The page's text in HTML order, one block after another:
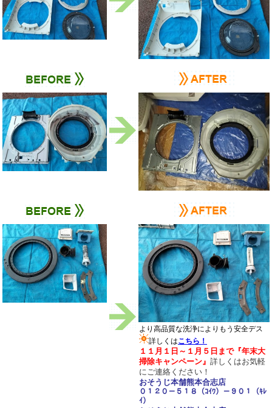
より高品質な洗浄によりもう安全デス
詳しくはこちら！
１１月１日～１月５日まで『年末大
掃除キャンペーン 』 詳しくはお気軽
にご連絡ください！
おそうじ本舗熊本合志店
０１２０－５１８（ｺｲﾜ）－９０１（ｷﾚ
ｲ）